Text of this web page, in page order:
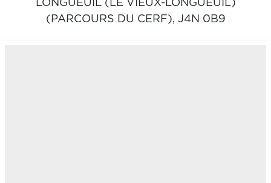
LONGUEUIL (LE VIEUX-LONGUEUIL)
(PARCOURS DU CERF), J4N 0B9